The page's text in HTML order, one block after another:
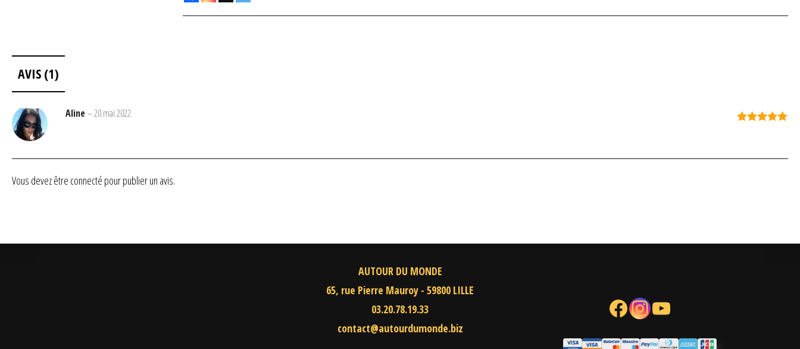
AVIS (1)
Aline–20 mai 2022
Vous devez être connecté pour publier un avis.
AUTOUR DU MONDE
65, rue Pierre Mauroy - 59800 LILLE
03.20.78.19.33
contact@autourdumonde.biz
Facebook Instagram YouTube